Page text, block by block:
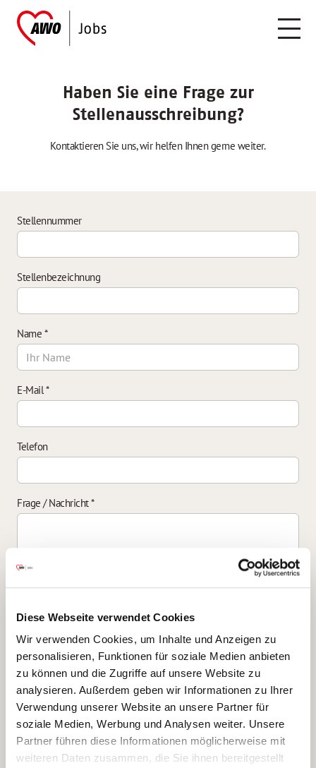
Diese Webseite verwendet Cookies
Wir verwenden Cookies, um Inhalte und Anzeigen zu
personalisieren, Funktionen für soziale Medien anbieten
zu können und die Zugriffe auf unsere Website zu
analysieren. Außerdem geben wir Informationen zu Ihrer
Verwendung unserer Website an unsere Partner für
soziale Medien, Werbung und Analysen weiter. Unsere
Partner führen diese Informationen möglicherweise mit
weiteren Daten zusammen, die Sie ihnen bereitgestellt
Haben Sie eine Frage zur
Stellenausschreibung?
Kontaktieren Sie uns, wir helfen Ihnen gerne weiter.
Stellennummer
Stellenbezeichnung
Name *
E-Mail*
Telefon
Frage / Nachricht*
Ich bin damit einverstanden, dass meine personenbezogenen Daten
ausschließlich zum Zweck der Durchführung der Kontaktanfrage
verarbeitet, auf IT- Systemen der Garitz Bewirtschaftungsbetriebe
GmbH, Heinrich-von-Kleist-Straße 2, 97688 Bad Kissingen
(Betreiber) gespeichert und an die für das Stellenangebot
verantwortliche Stelle zur Kontaktaufnahme weitergegeben
werden.
Diese Einwilligungserklärung kann ich jederzeit gegenüber dem